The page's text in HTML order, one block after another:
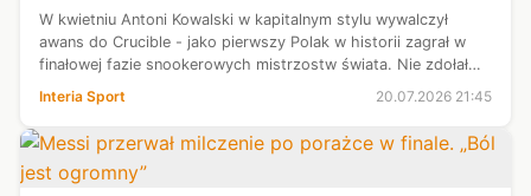
W kwietniu Antoni Kowalski w kapitalnym stylu wywalczył
awans do Crucible - jako pierwszy Polak w historii zagrał w
finałowej fazie snookerowych mistrzostw świata. Nie zdołał
pokonać Marka Williamsa, ale samym faktem awansu do 1/16
finału uzyskał kar...
Interia Sport 20.07.2026 21:45